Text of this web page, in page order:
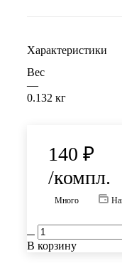
Характеристики
Вес
—
0.132 кг
140 ₽
/компл.
Много
В корзину